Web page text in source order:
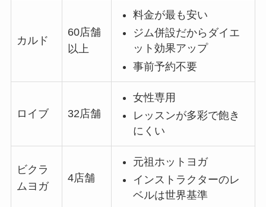
カルド
60店舗
以上
料金が最も安い
ジム併設だからダイエ
ット効果アップ
事前予約不要
ロイブ 32店舗
女性専用
レッスンが多彩で飽き
にくい
ビクラ
ムヨガ
4店舗
元祖ホットヨガ
インストラクターのレ
ベルは世界基準